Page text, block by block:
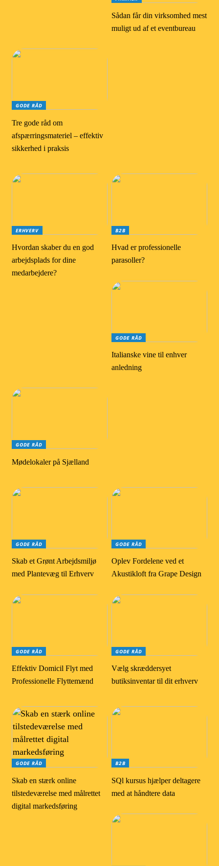
Sådan får din virksomhed mest
muligt ud af et eventbureau
GODE RÅD
Tre gode råd om
afspærringsmateriel – effektiv
sikkerhed i praksis
ERHVERV
Hvordan skaber du en god
arbejdsplads for dine
medarbejdere?
B2B
Hvad er professionelle
parasoller?
GODE RÅD
Italianske vine til enhver
anledning
GODE RÅD
Mødelokaler på Sjælland
GODE RÅD
Skab et Grønt Arbejdsmiljø
med Plantevæg til Erhverv
GODE RÅD
Oplev Fordelene ved et
Akustikloft fra Grape Design
GODE RÅD
Effektiv Domicil Flyt med
Professionelle Flyttemænd
GODE RÅD
Vælg skræddersyet
butiksinventar til dit erhverv
GODE RÅD
Skab en stærk online
tilstedeværelse med målrettet
digital markedsføring
B2B
SQl kursus hjælper deltagere
med at håndtere data